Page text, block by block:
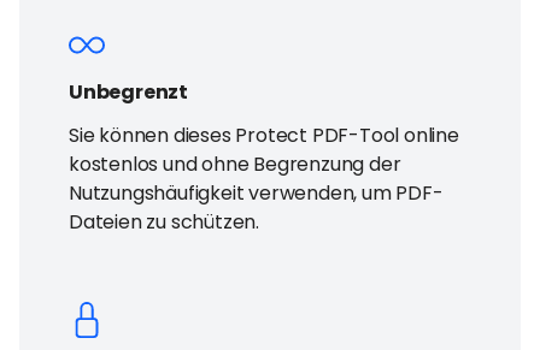
Unbegrenzt
Sie können dieses Protect PDF-Tool online
kostenlos und ohne Begrenzung der
Nutzungshäufigkeit verwenden, um PDF-
Dateien zu schützen.